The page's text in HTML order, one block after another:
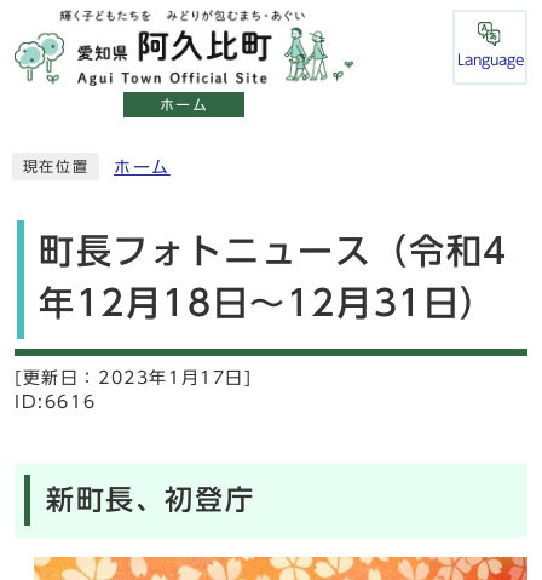
ホーム
Language
現在位置 ホーム
町長フォトニュース（令和4
年12月18日～12月31日）
[更新日： 2023年1月17日]
ID:6616
新町長、初登庁